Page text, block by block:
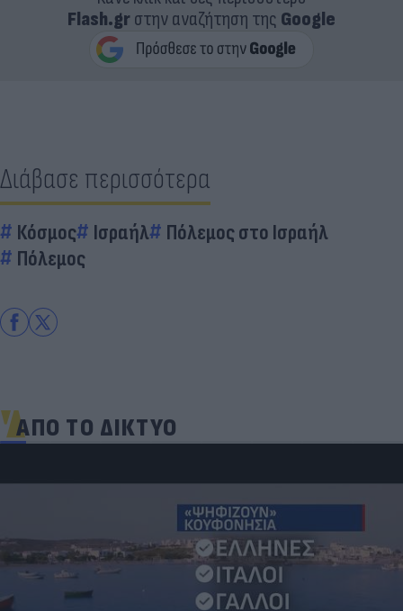
Flash.grστην αναζήτηση της Google
Διάβασε περισσότερα
Κόσμος Ισραήλ
Πόλεμος στο Ισραήλ
Πόλεμος
ΑΠΟ ΤΟ ΔΙΚΤΥΟ